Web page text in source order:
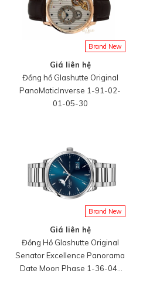
Brand New
Giá liên hệ
Đồng hồ Glashutte Original
PanoMaticInverse 1-91-02-
01-05-30
Brand New
Giá liên hệ
Đồng Hồ Glashutte Original
Senator Excellence Panorama
Date Moon Phase 1-36-04-